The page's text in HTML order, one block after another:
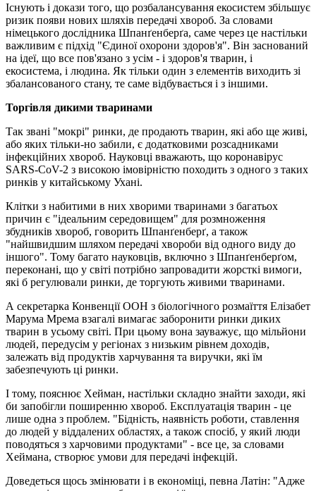
Існують і докази того, що розбалансування екосистем збільшує
ризик появи нових шляхів передачі хвороб. За словами
німецького дослідника Шпанґенберґа, саме через це настільки
важливим є підхід "Єдиної охорони здоров'я". Він заснований
на ідеї, що все пов'язано з усім - і здоров'я тварин, і
екосистема, і людина. Як тільки один з елементів виходить зі
збалансованого стану, те саме відбувається і з іншими.
Торгівля дикими тваринами
Так звані "мокрі" ринки, де продають тварин, які або ще живі,
або яких тільки-но забили, є додатковими розсадниками
інфекційних хвороб. Науковці вважають, що коронавірус
SARS-CoV-2 з високою імовірністю походить з одного з таких
ринків у китайському Ухані.
Клітки з набитими в них хворими тваринами з багатьох
причин є "ідеальним середовищем" для розмноження
збудників хвороб, говорить Шпанґенберґ, а також
"найшвидшим шляхом передачі хвороби від одного виду до
іншого". Тому багато науковців, включно з Шпанґенберґом,
переконані, що у світі потрібно запровадити жорсткі вимоги,
які б регулювали ринки, де торгують живими тваринами.
А секретарка Конвенції ООН з біологічного розмаїття Елізабет
Марума Мрема взагалі вимагає заборонити ринки диких
тварин в усьому світі. При цьому вона зауважує, що мільйони
людей, передусім у регіонах з низьким рівнем доходів,
залежать від продуктів харчування та виручки, які їм
забезпечують ці ринки.
І тому, пояснює Хейман, настільки складно знайти заходи, які
би запобігли поширенню хвороб. Експлуатація тварин - це
лише одна з проблем. "Бідність, наявність роботи, ставлення
до людей у віддалених областях, а також спосіб, у який люди
поводяться з харчовими продуктами" - все це, за словами
Хеймана, створює умови для передачі інфекцій.
Доведеться щось змінювати і в економіці, певна Латін: "Адже